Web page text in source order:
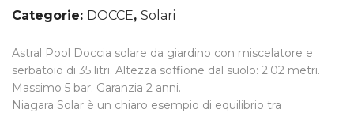
Categorie: DOCCE, Solari
Astral Pool Doccia solare da giardino con miscelatore e
serbatoio di 35 litri. Altezza soffione dal suolo: 2.02 metri.
Massimo 5 bar. Garanzia 2 anni.
Niagara Solar è un chiaro esempio di equilibrio tra